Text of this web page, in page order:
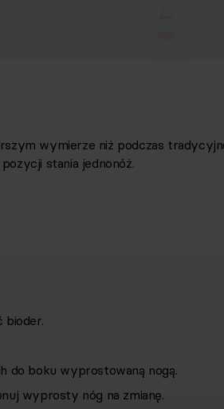
wymierze niż podczas
stania jednonóż.
bioder.
do boku wyprostowaną nogą.
wyprosty nóg na zmianę.